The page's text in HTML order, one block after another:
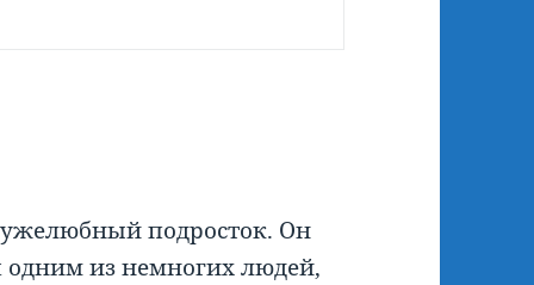
подросток. Он
одним из немногих людей,